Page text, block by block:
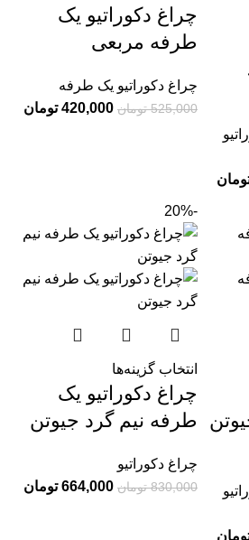
چراغ دکوراتیو یک
طرفه مربعی
چراغ دکوراتیو یک طرفه
525,000 تومان 420,000 تومان
-20%
انتخاب گزینه‌ها
چراغ دکوراتیو یک
طرفه نیم گرد جیوتن
چراغ دکوراتیو
830,000 تومان 664,000 تومان